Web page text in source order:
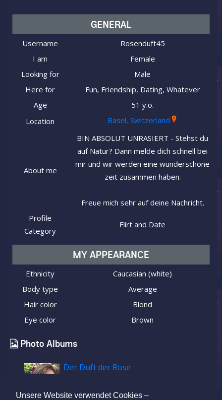
Unsere Website verwendet Cookies –
GENERAL
Username
Rosenduft45
I am
Female
Looking for
Male
Here for
Fun, Friendship, Dating, Whatever
Age
51 y.o.
Location
Basel, Switzerland
About me
BIN ABSOLUT UNRASIERT - Stehst du
auf Natur? Dann melde dich schnell bei
mir und wir werden eine wunderschöne
zeit zusammen haben.
Freue mich sehr auf deine Nachricht.
Profile
Category
Flirt and Date
MY APPEARANCE
Ethnicity
Caucasian (white)
Body type
Average
Hair color
Blond
Eye color
Brown
Photo Albums
Der Duft der Rose